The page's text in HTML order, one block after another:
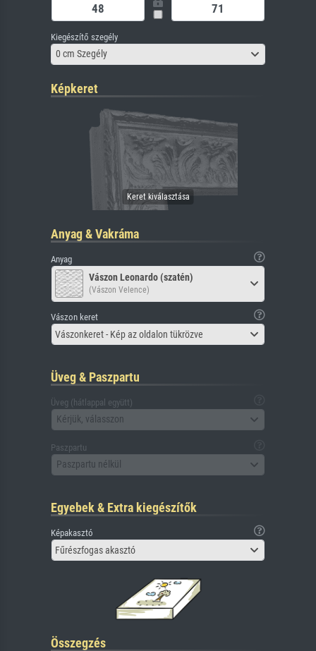
Kiegészítő szegély
0 cm Szegély
Képkeret
Anyag & Vakráma
Anyag
Vászon Leonardo (szatén)
(Vászon Velence)
Vászon keret
Vászonkeret - Kép az oldalon tükrözve
Üveg & Paszpartu
Üveg (hátlappal együtt)
Kérjük, válasszon
Paszpartu
Paszpartu nélkül
Egyebek & Extra kiegészítők
Képakasztó
Fűrészfogas akasztó
Összegzés